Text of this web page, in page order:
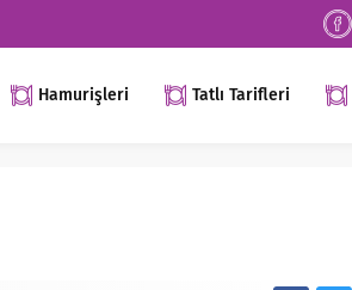
Hamurişleri Tatlı Tarifleri